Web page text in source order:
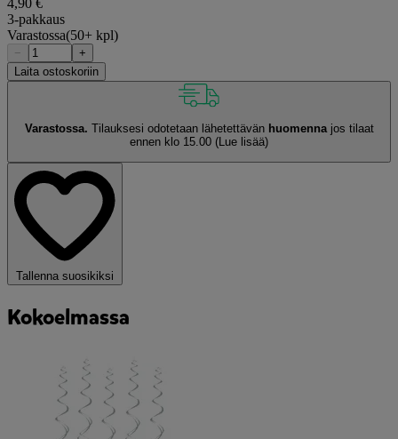
4,90 €
3-pakkaus
Varastossa(50+ kpl)
−
+
Laita ostoskoriin
Varastossa. Tilauksesi odotetaan lähetettävän huomennajos tilaat
ennen klo 15.00 (Lue lisää)
Tallenna suosikiksi
Kokoelmassa